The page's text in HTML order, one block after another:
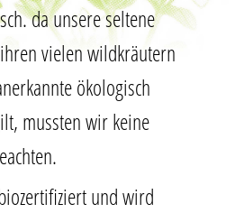
“
da unse­re sel­te­ne
vie­len wild­kräu­tern
öko­lo­gisch
muss­ten wir kei­ne
und wird